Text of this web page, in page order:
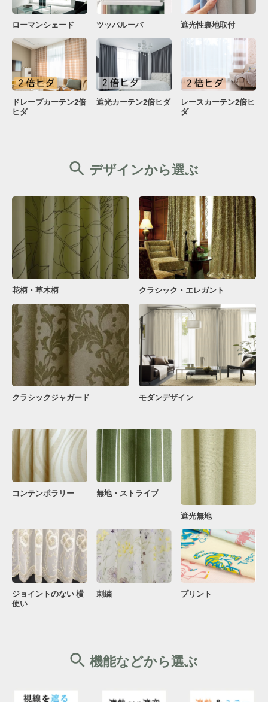
ローマンシェード ツッパルーバ 遮光性裏地取付
ドレープカーテン2倍
ヒダ
遮光カーテン2倍ヒダ
レースカーテン2倍ヒ
ダ
デザインから選ぶ
花柄・草木柄 クラシック・エレガント
クラシックジャガード モダンデザイン
コンテンポラリー 無地・ストライプ
遮光無地
ジョイントのない 横
使い
刺繍 プリント
機能などから選ぶ